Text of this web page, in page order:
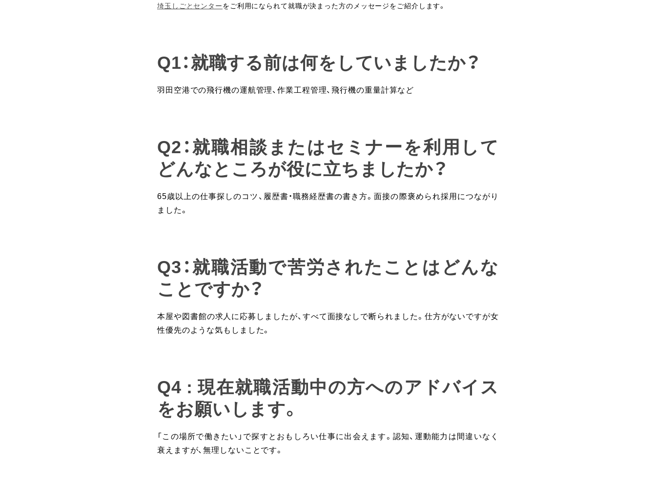
埼玉しごとセンターをご利用になられて就職が決まった方のメッセージをご紹介します。
Q1：就職する前は何をしていましたか？
羽田空港での飛行機の運航管理、作業工程管理、飛行機の重量計算など
Q2：就職相談またはセミナーを利用して
どんなところが役に立ちましたか？
65歳以上の仕事探しのコツ、履歴書・職務経歴書の書き方。面接の際褒められ採用につながり
ました。
Q3：就職活動で苦労されたことはどんな
ことですか？
本屋や図書館の求人に応募しましたが、すべて面接なしで断られました。仕方がないですが女
性優先のような気もしました。
Q4 : 現在就職活動中の方へのアドバイス
をお願いします。
「この場所で働きたい」で探すとおもしろい仕事に出会えます。認知、運動能力は間違いなく
衰えますが、無理しないことです。